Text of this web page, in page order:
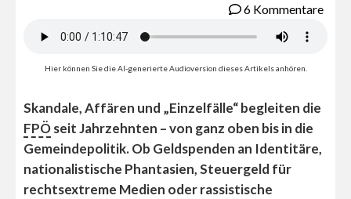
6 Kommentare
Hier können Sie die AI-generierte Audioversion dieses Artikels anhören.
Skandale, Affären und „Einzelfälle“ begleiten die
FPÖseit Jahrzehnten – von ganz oben bis in die
Gemeindepolitik. Ob Geldspenden an Identitäre,
nationalistische Phantasien, Steuergeld für
rechtsextreme Medien oder rassistische